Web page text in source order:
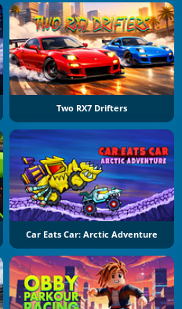
Two RX7 Drifters
Car Eats Car: Arctic Adventure